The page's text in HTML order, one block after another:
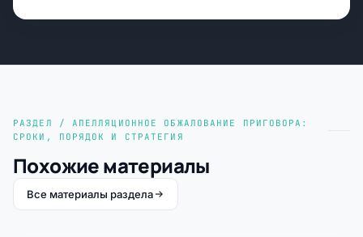
РАЗДЕЛ / АПЕЛЛЯЦИОННОЕ ОБЖАЛОВАНИЕ ПРИГОВОРА:
СРОКИ, ПОРЯДОК И СТРАТЕГИЯ
Похожие материалы
Все материалы раздела